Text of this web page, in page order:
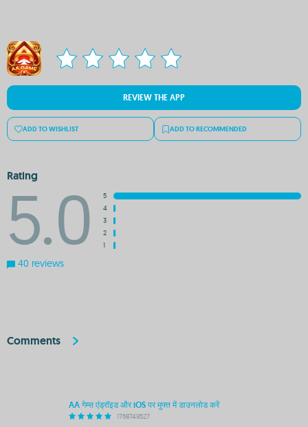
REVIEW THE APP
ADD TO WISHLIST ADD TO RECOMMENDED
Rating
5.0
5
4
3
2
1
40 reviews
Comments
AA गेम्स एंड्रॉइड और iOS पर मुफ्त में डाउनलोड करें
1768749527